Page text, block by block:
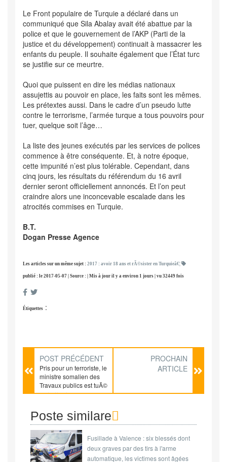
Le Front populaire de Turquie a déclaré dans un
communiqué que Sila Abalay avait été abattue par la
police et que le gouvernement de l’AKP (Parti de la
justice et du développement) continuait à massacrer les
enfants du peuple. Il souhaite également que l’État turc
se justifie sur ce meurtre.
Quoi que puissent en dire les médias nationaux
assujettis au pouvoir en place, les faits sont les mêmes.
Les prétextes aussi. Dans le cadre d’un pseudo lutte
contre le terrorisme, l’armée turque a tous pouvoirs pour
tuer, quelque soit l’âge…
La liste des jeunes exécutés par les services de polices
commence à être conséquente. Et, à notre époque,
cette impunité n’est plus tolérable. Cependant, dans
cinq jours, les résultats du référendum du 16 avril
dernier seront officiellement annoncés. Et l’on peut
craindre alors une inconcevable escalade dans les
atrocités commises en Turquie.
B.T.
Dogan Presse Agence
Les articles sur un même sujet : 2017 : avoir 18 ans et rÃ©sister en Turquieâ€¦
publié : le 2017-05-07 | Source : | Mis à jour il y a environ 1 jours | vu 32449 fois
Étiquettes :
POST PRÉCÉDENT
Pris pour un terroriste, le
ministre somalien des
Travaux publics est tuÃ©
par erreur
PROCHAIN
ARTICLE
Poste similare
Fusillade à Valence : six blessés dont
deux graves par des tirs à l'arme
automatique, les victimes sont âgées